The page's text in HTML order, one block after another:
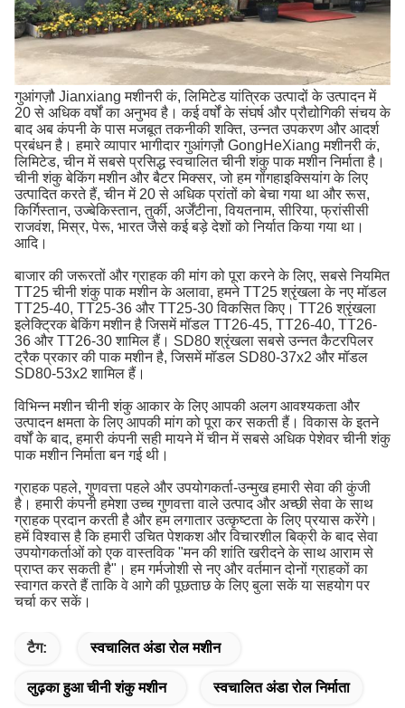
गुआंगज़ौ Jianxiang मशीनरी कं, लिमिटेड यांत्रिक उत्पादों के उत्पादन में
20 से अधिक वर्षों का अनुभव है। कई वर्षों के संघर्ष और प्रौद्योगिकी संचय के
बाद अब कंपनी के पास मजबूत तकनीकी शक्ति, उन्नत उपकरण और आदर्श
प्रबंधन है। हमारे व्यापार भागीदार गुआंगज़ौ GongHeXiang मशीनरी कं,
लिमिटेड, चीन में सबसे प्रसिद्ध स्वचालित चीनी शंकु पाक मशीन निर्माता है।
चीनी शंकु बेकिंग मशीन और बैटर मिक्सर, जो हम गोंगहाइक्सियांग के लिए
उत्पादित करते हैं, चीन में 20 से अधिक प्रांतों को बेचा गया था और रूस,
किर्गिस्तान, उज्बेकिस्तान, तुर्की, अर्जेंटीना, वियतनाम, सीरिया, फ्रांसीसी
राजवंश, मिस्र, पेरू, भारत जैसे कई बड़े देशों को निर्यात किया गया था।
आदि।
बाजार की जरूरतों और ग्राहक की मांग को पूरा करने के लिए, सबसे नियमित
TT25 चीनी शंकु पाक मशीन के अलावा, हमने TT25 श्रृंखला के नए मॉडल
TT25-40, TT25-36 और TT25-30 विकसित किए। TT26 श्रृंखला
इलेक्ट्रिक बेकिंग मशीन है जिसमें मॉडल TT26-45, TT26-40, TT26-
36 और TT26-30 शामिल हैं। SD80 श्रृंखला सबसे उन्नत कैटरपिलर
ट्रैक प्रकार की पाक मशीन है, जिसमें मॉडल SD80-37x2 और मॉडल
SD80-53x2 शामिल हैं।
विभिन्न मशीन चीनी शंकु आकार के लिए आपकी अलग आवश्यकता और
उत्पादन क्षमता के लिए आपकी मांग को पूरा कर सकती हैं। विकास के इतने
वर्षों के बाद, हमारी कंपनी सही मायने में चीन में सबसे अधिक पेशेवर चीनी शंकु
पाक मशीन निर्माता बन गई थी।
ग्राहक पहले, गुणवत्ता पहले और उपयोगकर्ता-उन्मुख हमारी सेवा की कुंजी
है। हमारी कंपनी हमेशा उच्च गुणवत्ता वाले उत्पाद और अच्छी सेवा के साथ
ग्राहक प्रदान करती है और हम लगातार उत्कृष्टता के लिए प्रयास करेंगे।
हमें विश्वास है कि हमारी उचित पेशकश और विचारशील बिक्री के बाद सेवा
उपयोगकर्ताओं को एक वास्तविक "मन की शांति खरीदने के साथ आराम से
प्राप्त कर सकती है"। हम गर्मजोशी से नए और वर्तमान दोनों ग्राहकों का
स्वागत करते हैं ताकि वे आगे की पूछताछ के लिए बुला सकें या सहयोग पर
चर्चा कर सकें।
टैग: स्वचालित अंडा रोल मशीन
लुढ़का हुआ चीनी शंकु मशीन स्वचालित अंडा रोल निर्माता